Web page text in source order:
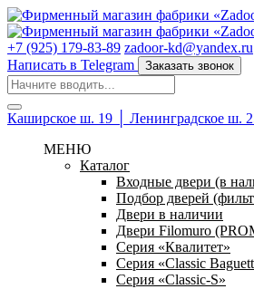
+7 (925) 179-83-89 zadoor-kd@yandex.ru
Написать в Telegram
Заказать звонок
Каширское ш. 19 │ Ленинградское ш.
МЕНЮ
Каталог
Входные двери (в
Подбор дверей
Двери в наличии
Двери Filomuro
Серия «Квалитет»
Серия «Classic
Серия «Classic-S»